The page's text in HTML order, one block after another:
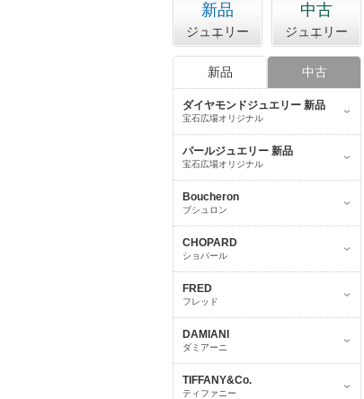
新品
ジュエリー
中古
ジュエリー
新品 中古
ダイヤモンドジュエリー 新品
宝石広場オリジナル
パールジュエリー 新品
宝石広場オリジナル
Boucheron
ブシュロン
CHOPARD
ショパール
FRED
フレッド
DAMIANI
ダミアーニ
TIFFANY&Co.
ティファニー